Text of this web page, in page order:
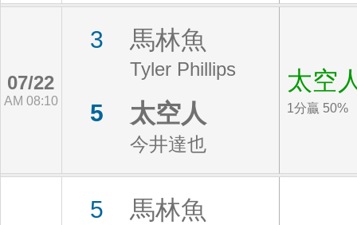
07/22
AM 08:10
3 馬林魚
Tyler Phillips
5 太空人
今井達也
太空
1分贏 50%
5 馬林魚